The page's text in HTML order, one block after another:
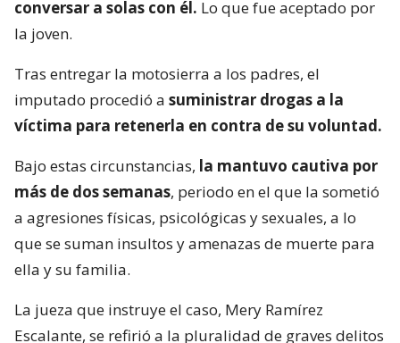
conversar a solas con él. Lo que fue aceptado por
la joven.
Tras entregar la motosierra a los padres, el
imputado procedió a suministrar drogas a la
víctima para retenerla en contra de su voluntad.
Bajo estas circunstancias, la mantuvo cautiva por
más de dos semanas, periodo en el que la sometió
a agresiones físicas, psicológicas y sexuales, a lo
que se suman insultos y amenazas de muerte para
ella y su familia.
La jueza que instruye el caso, Mery Ramírez
Escalante, se refirió a la pluralidad de graves delitos